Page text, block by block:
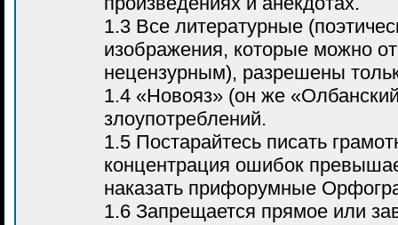
1.3 Все литературные
изображения, которые можно
нецензурным), разрешены
1.4 «Новояз» (он же
злоупотреблений.
1.5 Постарайтесь писать
концентрация ошибок
наказать прифорумные
1.6 Запрещается прямое или